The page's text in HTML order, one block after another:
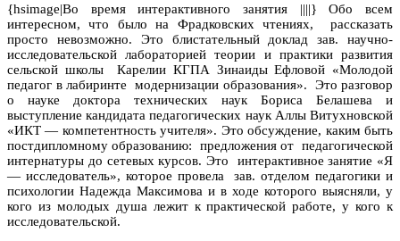
{hsimage|Во время интерактивного занятия ||||} Обо всем
интересном, что было на Фрадковских чтениях, рассказать
просто невозможно. Это блистательный доклад зав. научно-
исследовательской лабораторией теории и практики развития
сельской школы Карелии КГПА Зинаиды Ефловой «Молодой
педагог в лабиринте модернизации образования». Это разговор
о науке доктора технических наук Бориса Белашева и
выступление кандидата педагогических наук Аллы Витухновской
«ИКТ — компетентность учителя». Это обсуждение, каким быть
постдипломному образованию: предложения от педагогической
интернатуры до сетевых курсов. Это интерактивное занятие «Я
— исследователь», которое провела зав. отделом педагогики и
психологии Надежда Максимова и в ходе которого выясняли, у
кого из молодых душа лежит к практической работе, у кого к
исследовательской.